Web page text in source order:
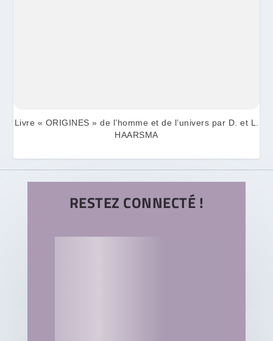
Livre « ORIGINES » de l’homme et de l’univers par D. et L.
HAARSMA
RESTEZ CONNECTÉ !